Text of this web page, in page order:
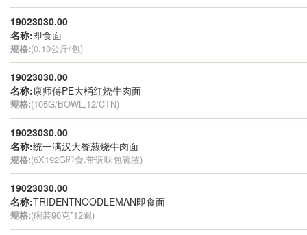
19023030.00
名称:即食面
规格:(0.10公斤/包)
19023030.00
名称:康师傅PE大桶红烧牛肉面
规格:(105G/BOWL,12/CTN)
19023030.00
名称:统一满汉大餐葱烧牛肉面
规格:(6X192G即食.带调味包碗装)
19023030.00
名称:TRIDENTNOODLEMAN即食面
规格:(碗装90克*12碗)